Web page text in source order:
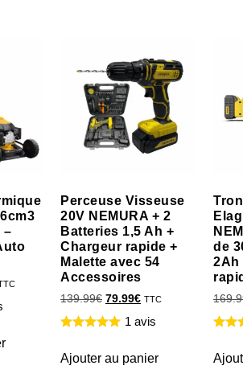
–
Perceuse Visseuse
20V NEMURA + 2
Batteries 1,5 Ah +
Chargeur rapide +
Malette avec 54
Accessoires
139.99€ 79.99€ TTC
1 avis
Ajouter au panier
de
2Ah